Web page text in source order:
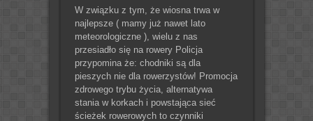
W związku z tym, że wiosna trwa w
najlepsze ( mamy już nawet lato
meteorologiczne ), wielu z nas
przesiadło się na rowery Policja
przypomina że: chodniki są dla
pieszych nie dla rowerzystów! Promocja
zdrowego trybu życia, alternatywa
stania w korkach i powstająca sieć
ścieżek rowerowych to czynniki